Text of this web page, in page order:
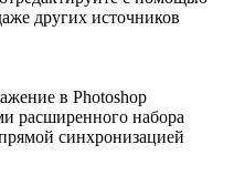
других источников
в Photoshop
расширенного набора
синхронизацией